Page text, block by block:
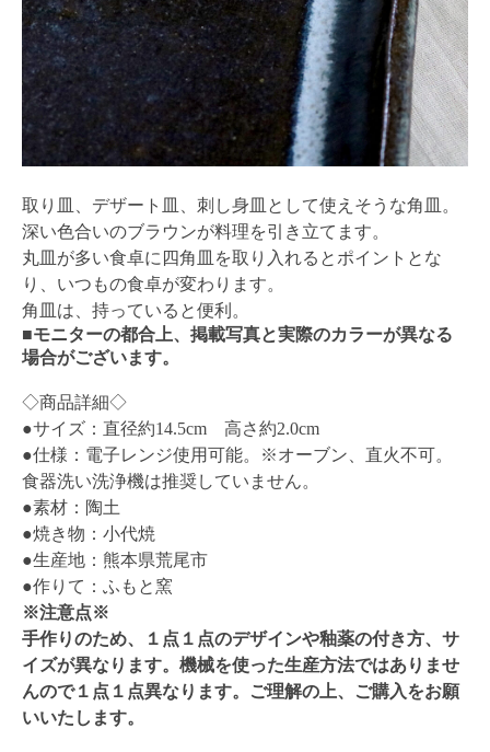
取り皿、デザート皿、刺し身皿として使えそうな角皿。
深い色合いのブラウンが料理を引き立てます。
丸皿が多い食卓に四角皿を取り入れるとポイントとな
り、いつもの食卓が変わります。
角皿は、持っていると便利。
■モニターの都合上、掲載写真と実際のカラーが異なる
場合がございます。
◇商品詳細◇
●サイズ：直径約14.5cm 高さ約2.0cm
●仕様：電子レンジ使用可能。※オーブン、直火不可。
食器洗い洗浄機は推奨していません。
●素材：陶土
●焼き物：小代焼
●生産地：熊本県荒尾市
●作りて：ふもと窯
※注意点※
手作りのため、１点１点のデザインや釉薬の付き方、サ
イズが異なります。機械を使った生産方法ではありませ
んので１点１点異なります。ご理解の上、ご購入をお願
いいたします。